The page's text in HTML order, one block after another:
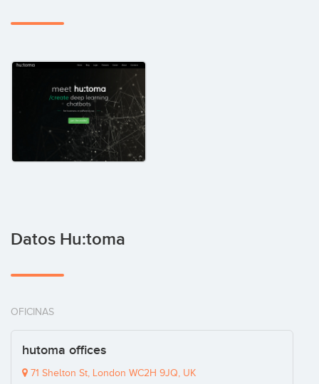
Datos Hu:toma
OFICINAS
hutoma offices
71 Shelton St, London WC2H 9JQ, UK